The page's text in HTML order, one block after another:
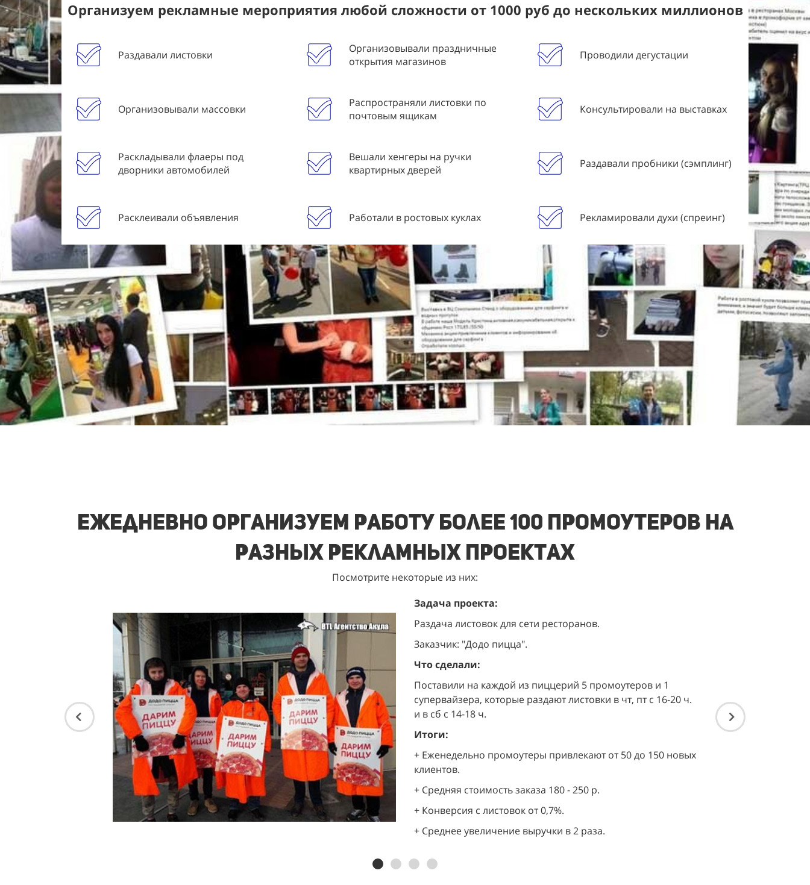
Организуем рекламные мероприятия любой сложности от 1000 руб до нескольких миллионов
Раздавали листовки
Организовывали праздничные
открытия магазинов
Проводили дегустации
Организовывали массовки
Распространяли листовки по
почтовым ящикам
Консультировали на выставках
Раскладывали флаеры под
дворники автомобилей
Вешали хенгеры на ручки
квартирных дверей
Раздавали пробники (сэмплинг)
Расклеивали объявления Работали в ростовых куклах Рекламировали духи (спреинг)
Ежедневно организуем работу более 100 промоутеров на
разных рекламных проектах
Посмотрите некоторые из них:
Задача проекта:
Раздача листовок для сети ресторанов.
Заказчик: "Додо пицца".
Что сделали:
Поставили на каждой из пиццерий 5 промоутеров и 1
супервайзера, которые раздают листовки в чт, пт с 16-20 ч.
и в сб с 14-18 ч.
Итоги:
+ Еженедельно промоутеры привлекают от 50 до 150 новых
клиентов.
+ Средняя стоимость заказа 180 - 250 р.
+ Конверсия с листовок от 0,7%.
+ Среднее увеличение выручки в 2 раза.